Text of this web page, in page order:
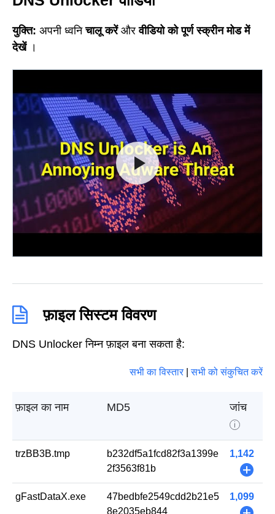
युक्ति: अपनी ध्वनिचालू करेंऔरवीडियो को पूर्ण स्क्रीन मोड में
देखें।
फ़ाइल सिस्टम विवरण
DNS Unlocker निम्न फ़ाइल बना सकता है:
सभी का विस्तार |सभी को संकुचित करें
फ़ाइल का नाम MD5 जांच
i
trzBB3B.tmp
b232df5a1fcd82f3a1399e
2f3563f81b
1,142
+
gFastDataX.exe
47bedbfe2549cdd2b21e5
8e2035eb844
1,099